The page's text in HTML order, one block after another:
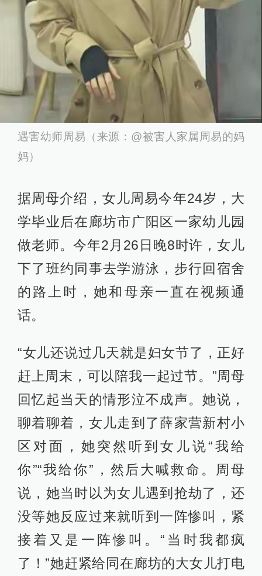
遇害幼师周易（来源：@被害人家属周易的妈
妈）
据周母介绍，女儿周易今年24岁，大
学毕业后在廊坊市广阳区一家幼儿园
做老师。今年2月26日晚8时许，女儿
下了班约同事去学游泳，步行回宿舍
的路上时，她和母亲一直在视频通
话。
“女儿还说过几天就是妇女节了，正好
赶上周末，可以陪我一起过节。”周母
回忆起当天的情形泣不成声。她说，
聊着聊着，女儿走到了薛家营新村小
区对面，她突然听到女儿说“我给
你”“我给你”，然后大喊救命。周母
说，她当时以为女儿遇到抢劫了，还
没等她反应过来就听到一阵惨叫，紧
接着又是一阵惨叫。“当时我都疯
了！”她赶紧给同在廊坊的大女儿打电